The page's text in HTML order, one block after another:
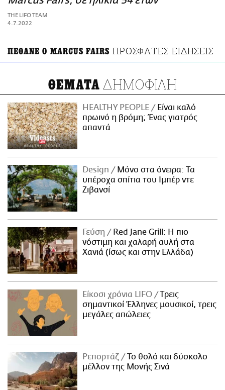
ΑΜΠΑ
PRINT
THE LIFO TEAM
4.7.2022
ΠΕΘΑΝΕ Ο MARCUS FAIRS ΠΡΟΣΦΑΤΕΣ ΕΙΔΗΣΕΙΣ
ΘΕΜΑΤΑ ΔΗΜΟΦΙΛΗ
HEALTHY PEOPLE
Είναι καλό
πρωινό η βρόμη; Ένας γιατρός
απαντά
Design
Μόνο στα όνειρα: Τα
υπέροχα σπίτια του Ιμπέρ ντε
Ζιβανσί
Γεύση
Red Jane Grill: Η πιο
νόστιμη και χαλαρή αυλή στα
Χανιά (ίσως και στην Ελλάδα)
Είκοσι χρόνια LIFO
Tρεις
σημαντικοί Έλληνες μουσικοί, τρεις
μεγάλες απώλειες
Ρεπορτάζ
Το θολό και δύσκολο
μέλλον της Μονής Σινά